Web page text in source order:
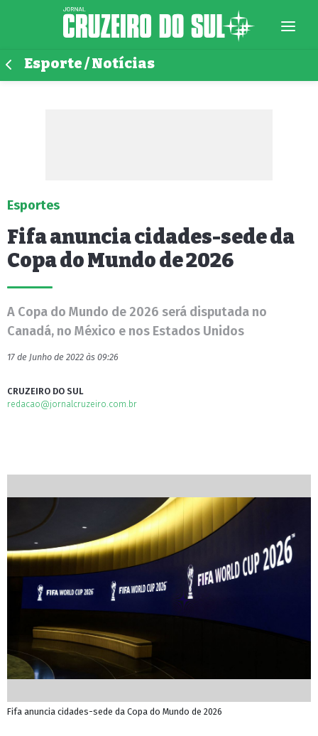
Esporte / Notícias
Esportes
Fifa anuncia cidades-sede da
Copa do Mundo de 2026
A Copa do Mundo de 2026 será disputada no
Canadá, no México e nos Estados Unidos
17 de Junho de 2022 às 09:26
CRUZEIRO DO SUL
redacao@jornalcruzeiro.com.br
Fifa anuncia cidades-sede da Copa do Mundo de 2026